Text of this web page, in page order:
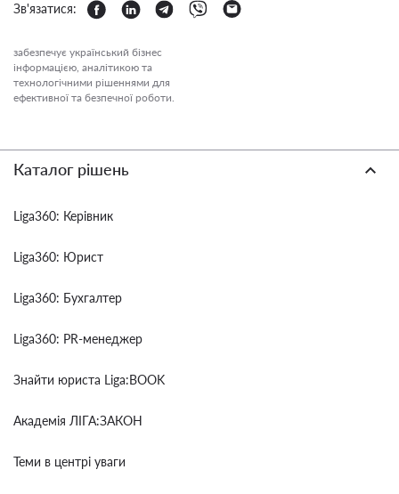
Зв'язатися:
забезпечує український бізнес
інформацією, аналітикою та
технологічними рішеннями для
ефективної та безпечної роботи.
Каталог рішень
Liga360: Керівник
Liga360: Юрист
Liga360: Бухгалтер
Liga360: PR-менеджер
Знайти юриста Liga:BOOK
Академія ЛІГА:ЗАКОН
Теми в центрі уваги